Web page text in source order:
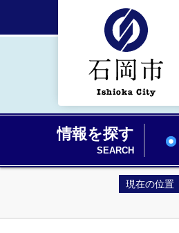
情報を探す
SEARCH
現在の位置